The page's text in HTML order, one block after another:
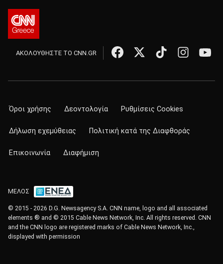
ΑΚΟΛΟΥΘΗΣΤΕ ΤΟ CNN.GR
Όροι χρήσης Δεοντολογία Ρυθμίσεις Cookies
Δήλωση εχεμύθειας Πολιτική κατά της Διαφθοράς
Επικοινωνία Διαφήμιση
ΜΕΛΟΣ
© 2015 - 2026 D.G. Newsagency S.A. CNN name, logo and all associated
elements ® and © 2015 Cable News Network, Inc. All rights reserved. CNN
and the CNN logo are registered marks of Cable News Network, Inc.,
displayed with permission